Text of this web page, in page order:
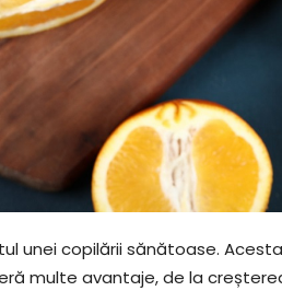
unei copilării sănătoase.
multe avantaje, de la